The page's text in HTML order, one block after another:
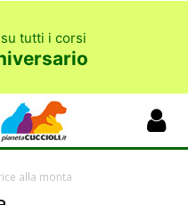
tutti i corsi
alla monta